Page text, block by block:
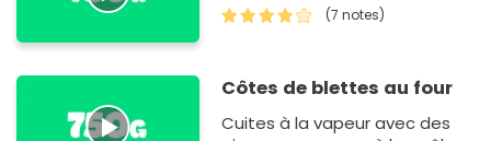
(7 notes)
Côtes de blettes au four
Cuites à la vapeur avec des